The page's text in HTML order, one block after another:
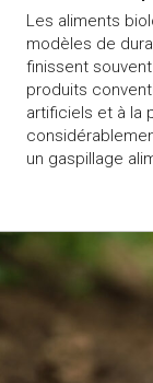
Les aliments
modèles de
finissent
produits
artificiels et à la
un gaspillage